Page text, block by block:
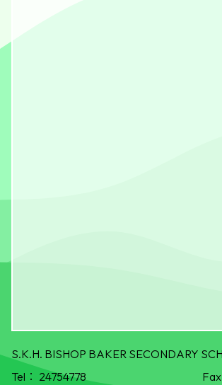
S.K.H. BISHOP BAKER SECONDARY
Tel： 24754778 Fax